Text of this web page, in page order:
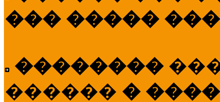
��� �����
��������
������ �